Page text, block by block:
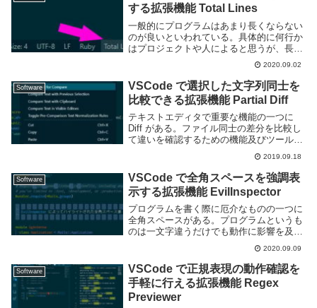
する拡張機能 Total Lines
一般的にプログラムはあまり長くならない
のが良いといわれている。具体的に何行か
はプロジェクトや人によると思うが、長す
ぎると見通しが悪いという点については異
論の余地は無いだろう。現在自分が利用し
ているエディタである VSCode では標準
で行番...
2020.09.02
Software
VSCode で選択した文字列同士を
比較できる拡張機能 Partial Diff
テキストエディタで重要な機能の一つに
Diff がある。ファイル同士の差分を比較し
て違いを確認するための機能及びツール
で、プログラマーであれば必須と言えるほ
どによく使われるものだ。しかし通常の
Diff はファイル同士を比較するもので、あ
る...
2019.09.18
Software
VSCode で全角スペースを強調表
示する拡張機能 EvilInspector
プログラムを書く際に厄介なものの一つに
全角スペースがある。プログラムというも
のは一文字違うだけでも動作に影響を及ぼ
すことが多いが、特に全角スペースは通常
の半角スペースと見分けがつきにくい事も
あり紛れ込んでしまうと解決に時間がかか
ってしまう事...
2020.09.09
Software
VSCode で正規表現の動作確認を
手軽に行える拡張機能 Regex
Previewer